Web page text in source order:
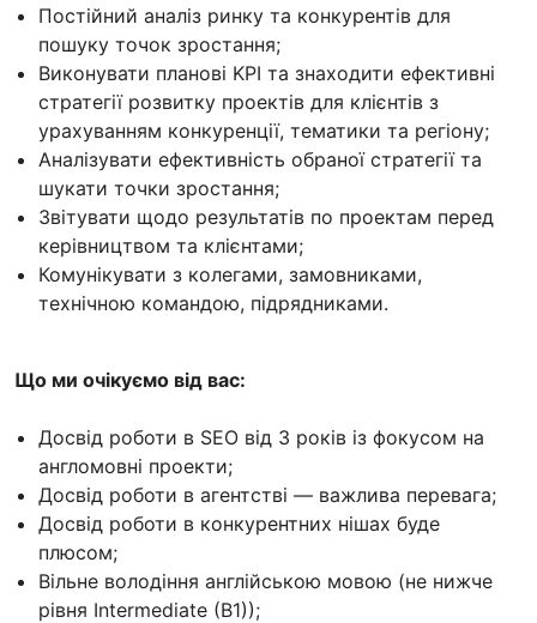
Постійний аналіз ринку та конкурентів для
пошуку точок зростання;
Виконувати планові KPI та знаходити ефективні
стратегії розвитку проектів для клієнтів з
урахуванням конкуренції, тематики та регіону;
Аналізувати ефективність обраної стратегії та
шукати точки зростання;
Звітувати щодо результатів по проектам перед
керівництвом та клієнтами;
Комунікувати з колегами, замовниками,
технічною командою, підрядниками.
Що ми очікуємо від вас:
Досвід роботи в SEO від 3 років із фокусом на
англомовні проекти;
Досвід роботи в агентстві — важлива перевага;
Досвід роботи в конкурентних нішах буде
плюсом;
Вільне володіння англійською мовою (не нижче
рівня Intermediate (B1));